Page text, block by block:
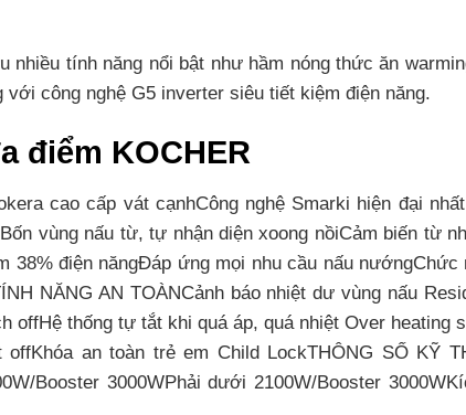
tính năng nổi bật như hầm nóng thức ăn
công nghệ G5 inverter siêu tiết kiệm điện năng.
điểm KOCHER
cao cấp vát cạnhCông nghệ Smarki hiện đại
vùng nấu từ, tự nhận diện xoong nồiCảm biến từ
38% điện năngĐáp ứng mọi nhu cầu nấu
NĂNG AN TOÀNCảnh báo nhiệt dư vùng nấu
offHệ thống tự tắt khi quá áp, quá nhiệt Over heating
an toàn trẻ em Child LockTHÔNG SỐ KỸ
Booster 3000WPhải dưới 2100W/Booster